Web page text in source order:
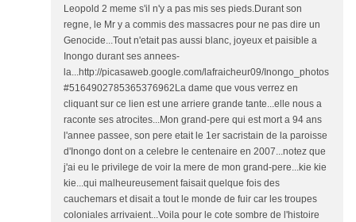
Leopold 2 meme s'il n'y a pas mis ses pieds.Durant son
regne, le Mr y a commis des massacres pour ne pas dire un
Genocide...Tout n'etait pas aussi blanc, joyeux et paisible a
Inongo durant ses annees-
la...http://picasaweb.google.com/lafraicheur09/Inongo_photos
#5164902785365376962La dame que vous verrez en
cliquant sur ce lien est une arriere grande tante...elle nous a
raconte ses atrocites...Mon grand-pere qui est mort a 94 ans
l'annee passee, son pere etait le 1er sacristain de la paroisse
d'Inongo dont on a celebre le centenaire en 2007...notez que
j'ai eu le privilege de voir la mere de mon grand-pere...kie kie
kie...qui malheureusement faisait quelque fois des
cauchemars et disait a tout le monde de fuir car les troupes
coloniales arrivaient...Voila pour le cote sombre de l'histoire